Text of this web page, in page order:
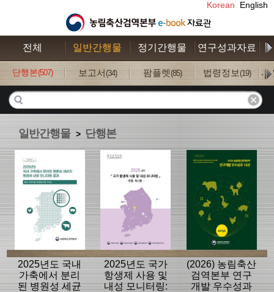
Korean English
전체 일반간행물 정기간행물 연구성과자료
단행본(507) 보고서 (34) 팜플렛 (85) 법령정보(19) 사
일반간행물 > 단행본
2025년도 국내
가축에서 분리
된 병원성 세균
2025년도 국가
항생제 사용 및
내성 모니터링:
(2026) 농림축산
검역본부 연구
개발 우수성과